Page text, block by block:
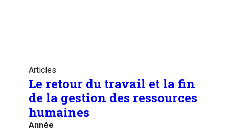
Articles
Le retour du travail et la fin
de la gestion des ressources
humaines
Année